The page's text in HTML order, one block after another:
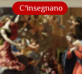
C'insegnano